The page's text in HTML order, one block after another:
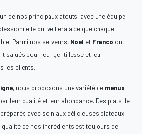
de nos principaux atouts, avec une équipe
qui veillera à ce que chaque
Parmi nos serveurs, Noel et Franco ont
salués pour leur gentillesse et leur
les clients.
, nous proposons une variété de menus
leur qualité et leur abondance. Des plats de
avec soin aux délicieuses plateaux
qualité de nos ingrédients est toujours de